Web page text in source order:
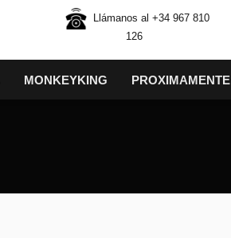
Llámanos al +34 967 810
126
MONKEYKING PROXIMAMENTE